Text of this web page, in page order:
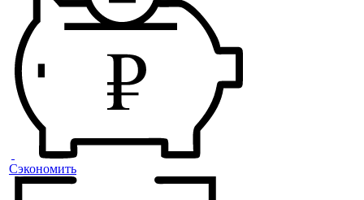
Сэкономить